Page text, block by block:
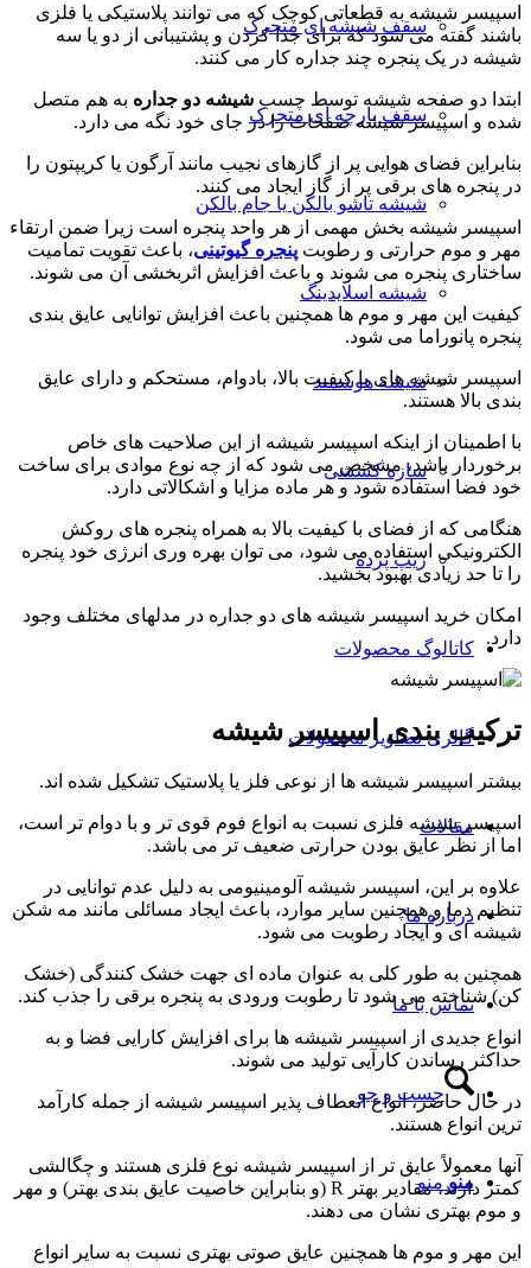
سقف شیشه ای متحرک
سقف پارچه ای متحرک
شیشه تاشو بالکن یا جام بالکن
شیشه اسلایدینگ
شیشه هوشمند
سازه کششی
زیپ پرده
کاتالوگ محصولات
گالری تصاویر محصولات
مقالات
درباره ما
تماس با ما
جست و جو
منو منو
اسپیسر شیشه به قطعاتی کوچک که می توانند پلاستیکی یا فلزی
باشند گفته می شود که برای جدا کردن و پشتیبانی از دو یا سه
شیشه در یک پنجره چند جداره کار می کنند.
ابتدا دو صفحه شیشه توسط چسب شیشه دو جداره به هم متصل
شده و اسپیسر شیشه صفحات را در جای خود نگه می دارد.
بنابراین فضای هوایی پر از گازهای نجیب مانند آرگون یا کریپتون را
در پنجره های برقی پر از گاز ایجاد می کنند.
اسپیسر شیشه بخش مهمی از هر واحد پنجره است زیرا ضمن ارتقاء
مهر و موم حرارتی و رطوبت پنجره گیوتینی، باعث تقویت تمامیت
ساختاری پنجره می شوند و باعث افزایش اثربخشی آن می شوند.
کیفیت این مهر و موم ها همچنین باعث افزایش توانایی عایق بندی
پنجره پانوراما می شود.
اسپیسر شیشه های با کیفیت بالا، بادوام، مستحکم و دارای عایق
بندی بالا هستند.
با اطمینان از اینكه اسپیسر شیشه از این صلاحیت های خاص
برخوردار باشد، مشخص می شود كه از چه نوع موادی برای ساخت
خود فضا استفاده شود و هر ماده مزایا و اشکالاتی دارد.
هنگامی که از فضای با کیفیت بالا به همراه پنجره های روکش
الکترونیکی استفاده می شود، می توان بهره وری انرژی خود پنجره
را تا حد زیادی بهبود بخشید.
امکان خرید اسپیسر شیشه‌ های دو جداره در مدلهای مختلف وجود
دارد.
ترکیب بندی اسپیسر شیشه
بیشتر اسپیسر شیشه ها از نوعی فلز یا پلاستیک تشکیل شده اند.
اسپیسر شیشه فلزی نسبت به انواع فوم قوی تر و با دوام تر است،
اما از نظر عایق بودن حرارتی ضعیف تر می باشد.
علاوه بر این، اسپیسر شیشه آلومینیومی به دلیل عدم توانایی در
تنظیم دما و همچنین سایر موارد، باعث ایجاد مسائلی مانند مه شکن
شیشه ای و ایجاد رطوبت می شود.
همچنین به طور کلی به عنوان ماده ای جهت خشک کنندگی (خشک
کن) شناخته می شود تا رطوبت ورودی به پنجره برقی را جذب کند.
انواع جدیدی از اسپیسر شیشه ها برای افزایش کارایی فضا و به
حداکثر رساندن کارآیی تولید می شوند.
در حال حاضر، انواع انعطاف پذیر اسپیسر شیشه از جمله کارآمد
ترین انواع هستند.
آنها معمولاً عایق تر از اسپیسر شیشه نوع فلزی هستند و چگالشی
کمتر دارند، مقادیر بهتر R (و بنابراین خاصیت عایق بندی بهتر) و مهر
و موم بهتری نشان می دهند.
این مهر و موم ها همچنین عایق صوتی بهتری نسبت به سایر انواع